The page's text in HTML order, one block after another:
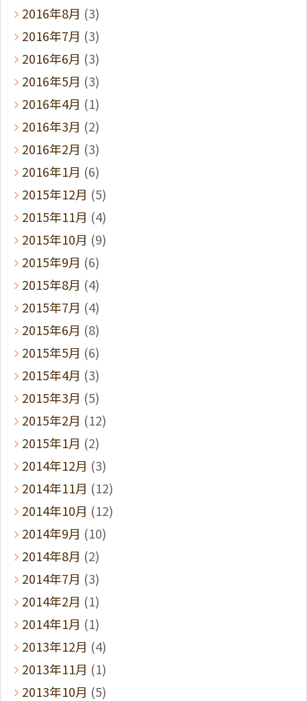
2016年8月 (3)
2016年7月 (3)
2016年6月 (3)
2016年5月 (3)
2016年4月 (1)
2016年3月 (2)
2016年2月 (3)
2016年1月 (6)
2015年12月 (5)
2015年11月 (4)
2015年10月 (9)
2015年9月 (6)
2015年8月 (4)
2015年7月 (4)
2015年6月 (8)
2015年5月 (6)
2015年4月 (3)
2015年3月 (5)
2015年2月 (12)
2015年1月 (2)
2014年12月 (3)
2014年11月 (12)
2014年10月 (12)
2014年9月 (10)
2014年8月 (2)
2014年7月 (3)
2014年2月 (1)
2014年1月 (1)
2013年12月 (4)
2013年11月 (1)
2013年10月 (5)